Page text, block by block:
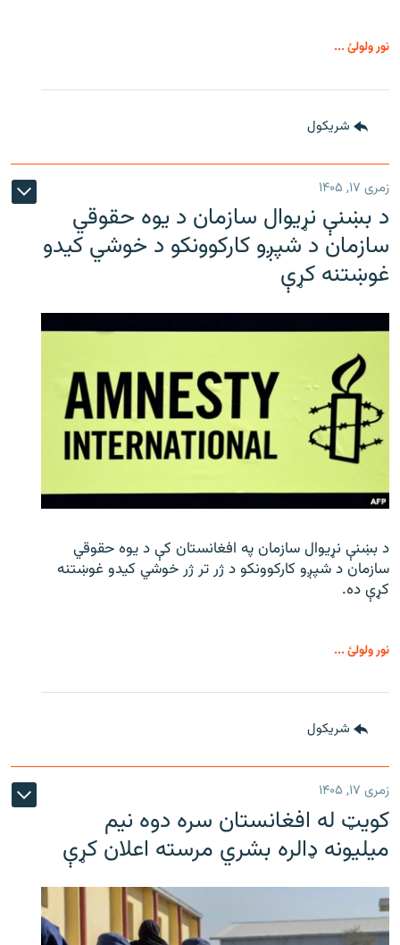
نور ولولئ ...
شريکول
زمری ۱۷, ۱۴۰۵
د بښنې نړیوال سازمان د یوه حقوقي
سازمان د شپږو کارکوونکو د خوشي کیدو
غوښتنه کړې
د بښنې نړیوال سازمان په افغانستان کې د یوه حقوقي
سازمان د شپږو کارکوونکو د ژر تر ژر خوشي کیدو غوښتنه
کړې ده.
نور ولولئ ...
شريکول
زمری ۱۷, ۱۴۰۵
کویټ له افغانستان سره دوه نیم
میلیونه ډالره بشري مرسته اعلان کړې